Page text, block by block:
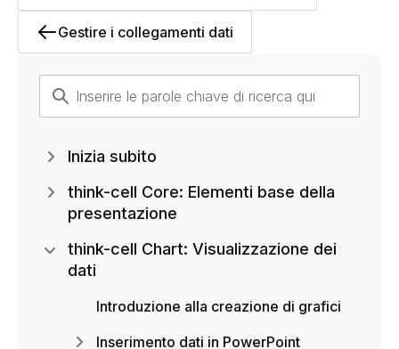
Gestire i collegamenti dati
Inizia subito
think-cell Core: Elementi base della
presentazione
think-cell Chart: Visualizzazione dei
dati
Introduzione alla creazione di grafici
Inserimento dati in PowerPoint